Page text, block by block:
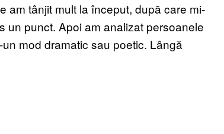
am tânjit mult la început, după care mi-
un punct. Apoi am analizat persoanele
mod dramatic sau poetic. Lângă